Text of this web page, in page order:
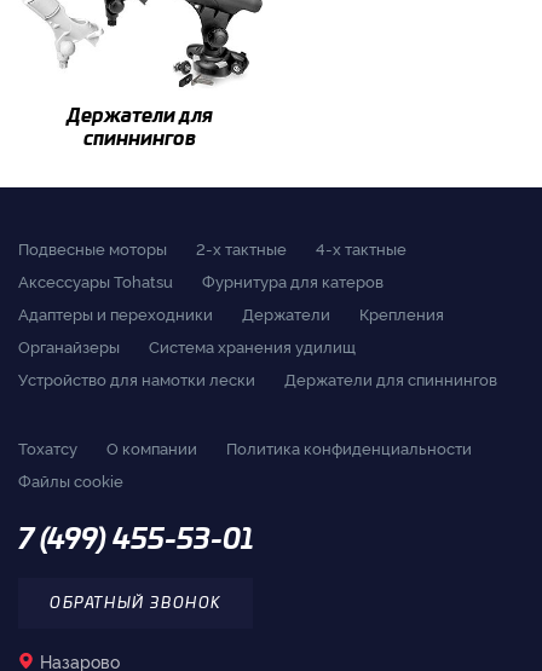
Держатели для
спиннингов
Подвесные моторы 2-x тактные
4-x тактные
Аксессуары Tohatsu
Фурнитура для катеров
Адаптеры и переходники
Держатели
Крепления
Органайзеры
Система хранения удилищ
Устройство для намотки лески
Держатели для спиннингов
Тохатсу О компании
Политика конфиденциальности
Файлы cookie
7 (499) 455-53-01
ОБРАТНЫЙ ЗВОНОК
Назарово